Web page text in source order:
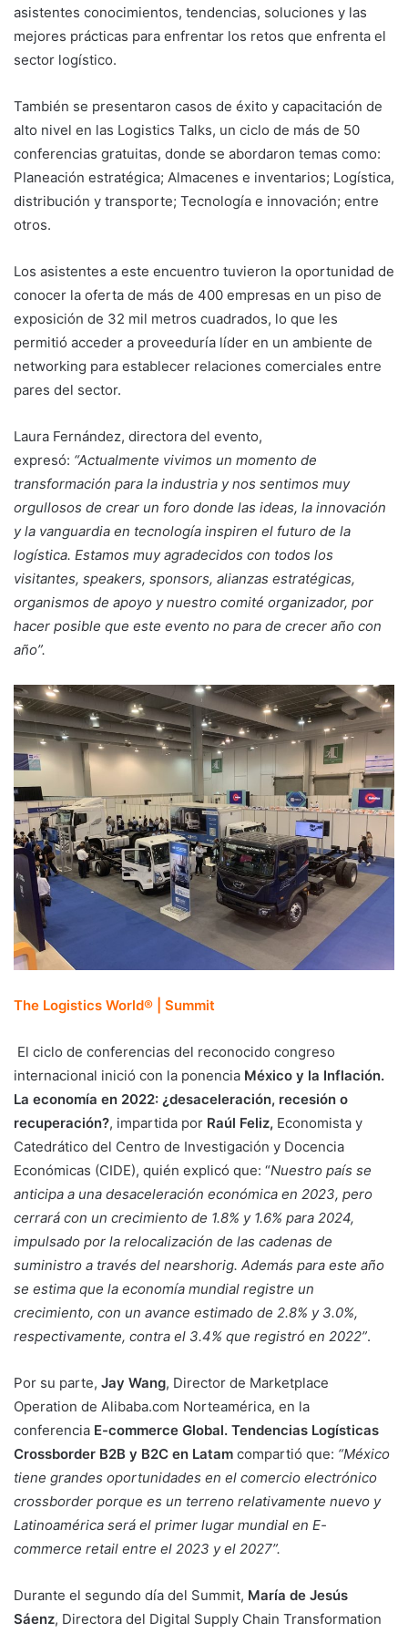
asistentes conocimientos, tendencias, soluciones y las
mejores prácticas para enfrentar los retos que enfrenta el
sector logístico.
También se presentaron casos de éxito y capacitación de
alto nivel en las Logistics Talks, un ciclo de más de 50
conferencias gratuitas, donde se abordaron temas como:
Planeación estratégica; Almacenes e inventarios; Logística,
distribución y transporte; Tecnología e innovación; entre
otros.
Los asistentes a este encuentro tuvieron la oportunidad de
conocer la oferta de más de 400 empresas en un piso de
exposición de 32 mil metros cuadrados, lo que les
permitió acceder a proveeduría líder en un ambiente de
networking para establecer relaciones comerciales entre
pares del sector.
Laura Fernández, directora del evento,
expresó: “Actualmente vivimos un momento de
transformación para la industria y nos sentimos muy
orgullosos de crear un foro donde las ideas, la innovación
y la vanguardia en tecnología inspiren el futuro de la
logística. Estamos muy agradecidos con todos los
visitantes, speakers, sponsors, alianzas estratégicas,
organismos de apoyo y nuestro comité organizador, por
hacer posible que este evento no para de crecer año con
año”.
The Logistics World® | Summit
El ciclo de conferencias del reconocido congreso
internacional inició con la ponencia México y la Inflación.
La economía en 2022: ¿desaceleración, recesión o
recuperación?, impartida por Raúl Feliz, Economista y
Catedrático del Centro de Investigación y Docencia
Económicas (CIDE), quién explicó que: “Nuestro país se
anticipa a una desaceleración económica en 2023, pero
cerrará con un crecimiento de 1.8% y 1.6% para 2024,
impulsado por la relocalización de las cadenas de
suministro a través del nearshorig. Además para este año
se estima que la economía mundial registre un
crecimiento, con un avance estimado de 2.8% y 3.0%,
respectivamente, contra el 3.4% que registró en 2022”.
Por su parte, Jay Wang, Director de Marketplace
Operation de Alibaba.com Norteamérica, en la
conferencia E-commerce Global. Tendencias Logísticas
Crossborder B2B y B2C en Latam compartió que: “México
tiene grandes oportunidades en el comercio electrónico
crossborder porque es un terreno relativamente nuevo y
Latinoamérica será el primer lugar mundial en E-
commerce retail entre el 2023 y el 2027”.
Durante el segundo día del Summit, María de Jesús
Sáenz, Directora del Digital Supply Chain Transformation